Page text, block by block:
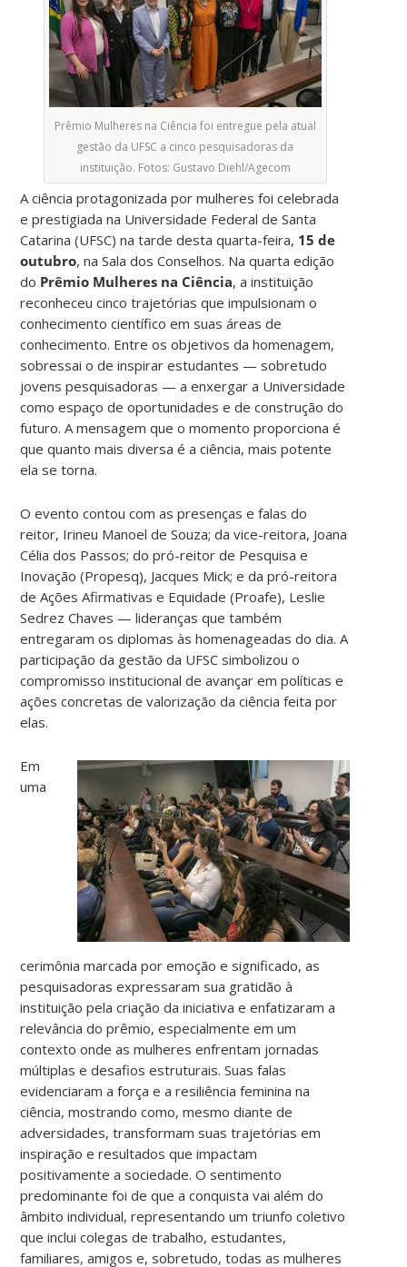
Prêmio Mulheres na Ciência foi entregue pela atual
gestão da UFSC a cinco pesquisadoras da
instituição. Fotos: Gustavo Diehl/Agecom
A ciência protagonizada por mulheres foi celebrada
e prestigiada na Universidade Federal de Santa
Catarina (UFSC) na tarde desta quarta-feira, 15 de
outubro, na Sala dos Conselhos. Na quarta edição
do Prêmio Mulheres na Ciência, a instituição
reconheceu cinco trajetórias que impulsionam o
conhecimento científico em suas áreas de
conhecimento. Entre os objetivos da homenagem,
sobressai o de inspirar estudantes — sobretudo
jovens pesquisadoras — a enxergar a Universidade
como espaço de oportunidades e de construção do
futuro. A mensagem que o momento proporciona é
que quanto mais diversa é a ciência, mais potente
ela se torna.
O evento contou com as presenças e falas do
reitor, Irineu Manoel de Souza; da vice-reitora, Joana
Célia dos Passos; do pró-reitor de Pesquisa e
Inovação (Propesq), Jacques Mick; e da pró-reitora
de Ações Afirmativas e Equidade (Proafe), Leslie
Sedrez Chaves — lideranças que também
entregaram os diplomas às homenageadas do dia. A
participação da gestão da UFSC simbolizou o
compromisso institucional de avançar em políticas e
ações concretas de valorização da ciência feita por
elas.
Em
uma
cerimônia marcada por emoção e significado, as
pesquisadoras expressaram sua gratidão à
instituição pela criação da iniciativa e enfatizaram a
relevância do prêmio, especialmente em um
contexto onde as mulheres enfrentam jornadas
múltiplas e desafios estruturais. Suas falas
evidenciaram a força e a resiliência feminina na
ciência, mostrando como, mesmo diante de
adversidades, transformam suas trajetórias em
inspiração e resultados que impactam
positivamente a sociedade. O sentimento
predominante foi de que a conquista vai além do
âmbito individual, representando um triunfo coletivo
que inclui colegas de trabalho, estudantes,
familiares, amigos e, sobretudo, todas as mulheres